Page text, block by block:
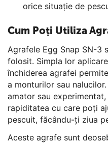
orice situație de
Cum Poți Utiliza
Agrafele Egg Snap SN-3
folosit. Simpla lor
închiderea agrafei
a monturilor sau
amator sau
rapiditatea cu care poți
pescuit, făcându-ți ziua
Aceste agrafe sunt